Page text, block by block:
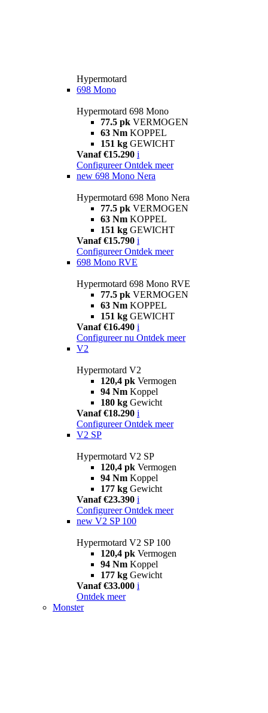
Hypermotard
698 Mono
Hypermotard 698 Mono
77.5 pk VERMOGEN
63 Nm KOPPEL
151 kg GEWICHT
Vanaf €15.290 i
Configureer Ontdek meer
new 698 Mono Nera
Hypermotard 698 Mono Nera
77.5 pk VERMOGEN
63 Nm KOPPEL
151 kg GEWICHT
Vanaf €15.790 i
Configureer Ontdek meer
698 Mono RVE
Hypermotard 698 Mono RVE
77.5 pk VERMOGEN
63 Nm KOPPEL
151 kg GEWICHT
Vanaf €16.490 i
Configureer nu Ontdek meer
V2
Hypermotard V2
120,4 pk Vermogen
94 Nm Koppel
180 kg Gewicht
Vanaf €18.290 i
Configureer Ontdek meer
V2 SP
Hypermotard V2 SP
120,4 pk Vermogen
94 Nm Koppel
177 kg Gewicht
Vanaf €23.390 i
Configureer Ontdek meer
new V2 SP 100
Hypermotard V2 SP 100
120,4 pk Vermogen
94 Nm Koppel
177 kg Gewicht
Vanaf €33.000 i
Ontdek meer
Monster